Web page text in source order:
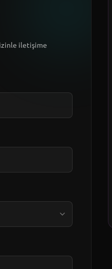
iletişime